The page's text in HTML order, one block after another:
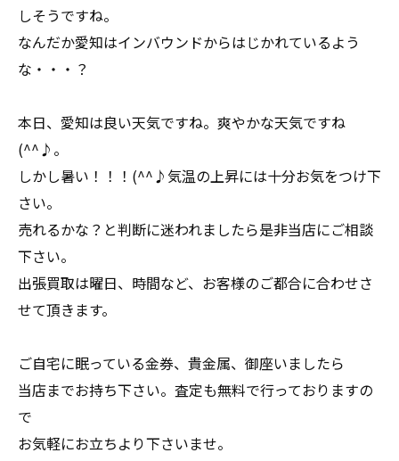
しそうですね。
なんだか愛知はインバウンドからはじかれているよう
な・・・？
本日、愛知は良い天気ですね。爽やかな天気ですね
(^^♪。
しかし暑い！！！(^^♪気温の上昇には十分お気をつけ下
さい。
売れるかな？と判断に迷われましたら是非当店にご相談
下さい。
出張買取は曜日、時間など、お客様のご都合に合わせさ
せて頂きます。
ご自宅に眠っている金券、貴金属、御座いましたら
当店までお持ち下さい。査定も無料で行っておりますの
で
お気軽にお立ちより下さいませ。